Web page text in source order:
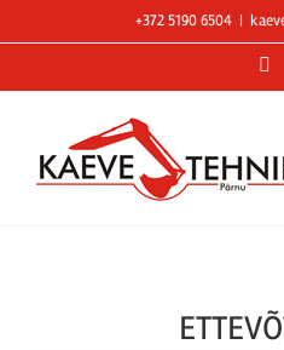
to
+372 5190 6504 |